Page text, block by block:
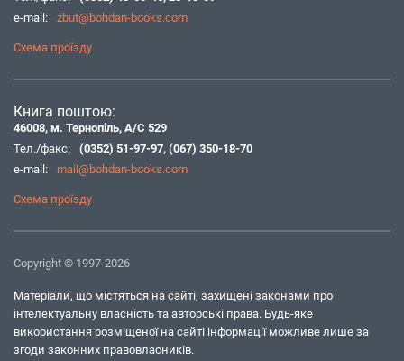
e-mail:
zbut@bohdan-books.com
Схема проїзду
Книга поштою:
46008, м. Тернопіль, А/С 529
Тел./факс:
(0352) 51-97-97, (067) 350-18-70
e-mail:
mail@bohdan-books.com
Схема проїзду
Copyright © 1997-2026
Матеріали, що містяться на сайті, захищені законами про
інтелектуальну власність та авторські права. Будь-яке
використання розміщеної на сайті інформації можливе лише за
згоди законних правовласників.